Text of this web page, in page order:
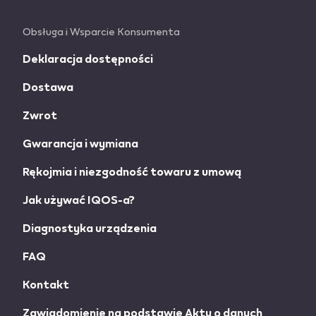
Obsługa i Wsparcie Konsumenta
Deklaracja dostępności
Dostawa
Zwrot
Gwarancja i wymiana
Rękojmia i niezgodność towaru z umową
Jak używać IQOS-a?
Diagnostyka urządzenia
FAQ
Kontakt
Zawiadomienie na podstawie Aktu o danych